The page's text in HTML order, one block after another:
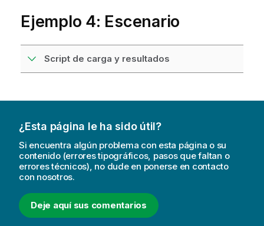
Ejemplo 4: Escenario
Script de carga y resultados
¿Esta página le ha sido útil?
Si encuentra algún problema con esta página o su
contenido (errores tipográficos, pasos que faltan o
errores técnicos), no dude en ponerse en contacto
con nosotros.
Deje aquí sus comentarios